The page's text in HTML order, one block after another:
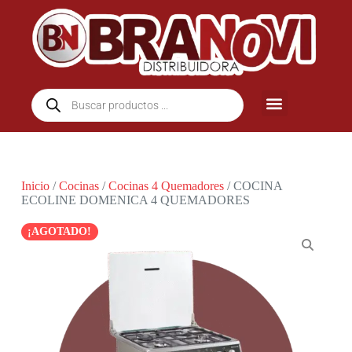
Inicio/Cocinas/Cocinas 4 Quemadores/ COCINA
ECOLINE DOMENICA 4 QUEMADORES
¡AGOTADO!